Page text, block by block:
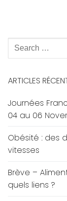
Rechercher
:
ARTICLES
Journées
04 au 06
Obésité : des
vitesses
Brève –
quels liens ?